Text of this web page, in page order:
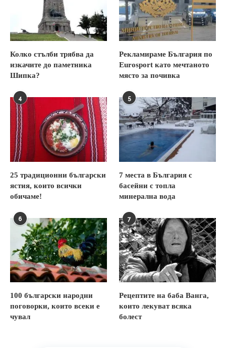
Колко стълби трябва да
изкачите до паметника
Шипка?
Рекламираме България по
Eurosport като мечтаното
място за почивка
4
25 традиционни български
ястия, които всички
обичаме!
5
7 места в България с
басейни с топла
минерална вода
6
100 български народни
поговорки, които всеки е
чувал
7
Рецептите на баба Ванга,
които лекуват всяка
болест